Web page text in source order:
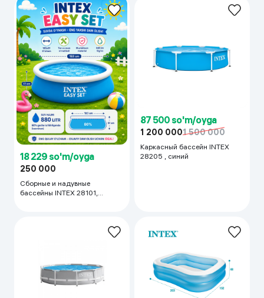
18 229 so'm/oyga
250 000
Сборные и надувные
бассейны INTEX 28101,
87 500 so'm/oyga
1 200 0001 500 000
Каркасный бассейн INTEX
28205 , синий